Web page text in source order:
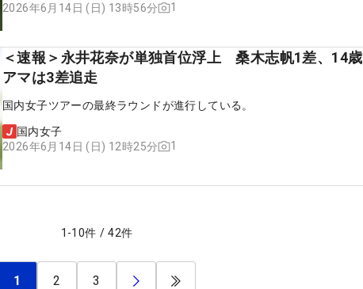
2026年6月14日 (日) 13時56分
1
＜速報＞永井花奈が単独首位浮上 桑木志帆1差、14歳
アマは3差追走
国内女子ツアーの最終ラウンドが進行している。
国内女子
2026年6月14日 (日) 12時25分
1
1 -10件 / 42件
1 2 3